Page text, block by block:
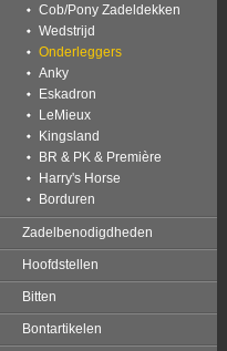
Cob/Pony Zadeldekken
Wedstrijd
Onderleggers
Anky
Eskadron
LeMieux
Kingsland
BR & PK & Première
Harry's Horse
Borduren
Zadelbenodigdheden
Hoofdstellen
Bitten
Bontartikelen